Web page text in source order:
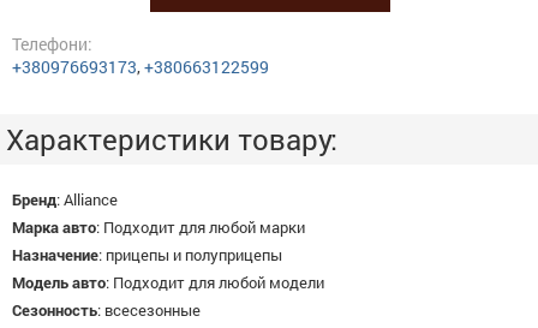
Телефони:
+380976693173,+380663122599
Характеристики товару:
Бренд:Alliance
Марка авто: Подходит для любой марки
Назначение: прицепы и полуприцепы
Модель авто: Подходит для любой модели
Сезонность: всесезонные